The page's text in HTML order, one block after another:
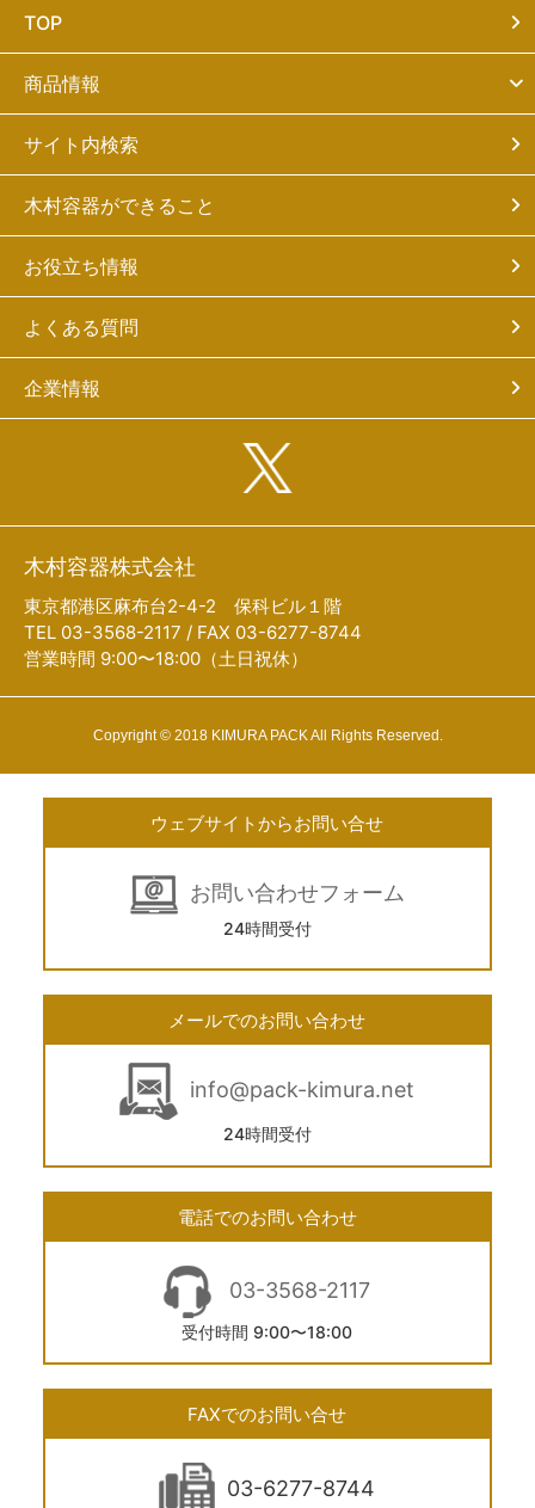
TOP
商品情報
サイト内検索
木村容器ができること
お役立ち情報
よくある質問
企業情報
木村容器株式会社
東京都港区麻布台2-4-2 保科ビル１階
TEL 03-3568-2117 / FAX 03-6277-8744
営業時間 9:00〜18:00（土日祝休）
Copyright © 2018 KIMURA PACK All Rights Reserved.
ウェブサイトからお問い合せ
お問い合わせフォーム
24時間受付
メールでのお問い合わせ
info@pack-kimura.net
24時間受付
電話でのお問い合わせ
03-3568-2117
受付時間 9:00〜18:00
FAXでのお問い合せ
03-6277-8744